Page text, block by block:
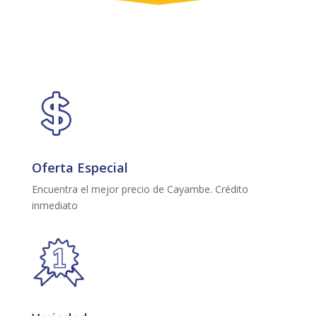
Oferta Especial
Encuentra el mejor precio de Cayambe. Crédito
inmediato